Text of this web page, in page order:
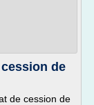
de
de cession de